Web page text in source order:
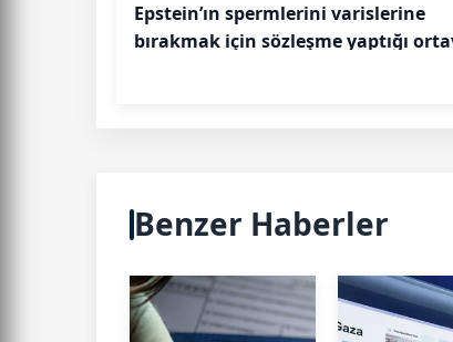
Epstein’ın spermlerini varislerine
bırakmak için sözleşme yaptığı
Benzer Haberler